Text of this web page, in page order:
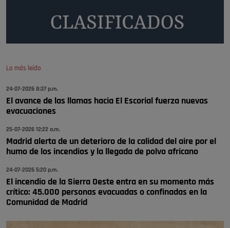
A ver si llega alguno que de verdad le importe la seguridad de Pozuelo
Pozuelo de Alarcón
Pozuelo de Alarcón
🔴 EXCLUSIVA | El comisario de la …
Lo más leído
24-07-2026 8:37 p.m.
El avance de las llamas hacia El Escorial fuerza nuevas
evacuaciones
25-07-2026 12:22 a.m.
Madrid alerta de un deterioro de la calidad del aire por el
humo de los incendios y la llegada de polvo africano
24-07-2026 5:20 p.m.
El incendio de la Sierra Oeste entra en su momento más
crítico: 45.000 personas evacuadas o confinadas en la
Comunidad de Madrid